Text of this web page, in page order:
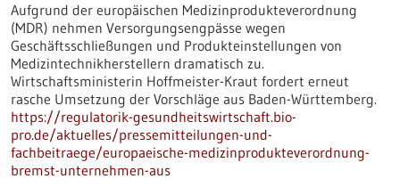
Aufgrund der europäischen Medizinprodukteverordnung
(MDR) nehmen Versorgungsengpässe wegen
Geschäftsschließungen und Produkteinstellungen von
Medizintechnikherstellern dramatisch zu.
Wirtschaftsministerin Hoffmeister-Kraut fordert erneut
rasche Umsetzung der Vorschläge aus Baden-Württemberg.
https://regulatorik-gesundheitswirtschaft.bio-
pro.de/aktuelles/pressemitteilungen-und-
fachbeitraege/europaeische-medizinprodukteverordnung-
bremst-unternehmen-aus